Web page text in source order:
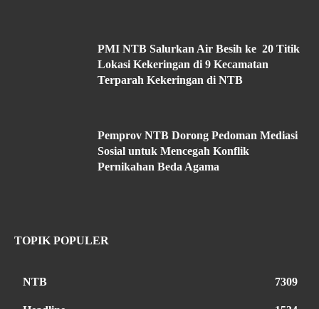
PMI NTB Salurkan Air Besih ke 20 Titik
Lokasi Kekeringan di 9 Kecamatan
Terparah Kekeringan di NTB
Pemprov NTB Dorong Pedoman Mediasi
Sosial untuk Mencegah Konflik
Pernikahan Beda Agama
TOPIK POPULER
NTB 7309